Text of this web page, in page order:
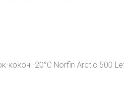
кокон -20°С Norfin Arctic 500